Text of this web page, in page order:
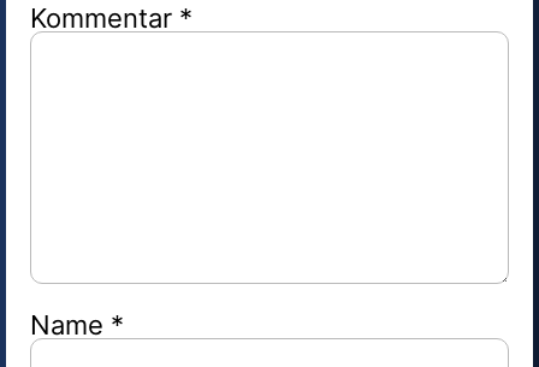
Kommentar *
Name *